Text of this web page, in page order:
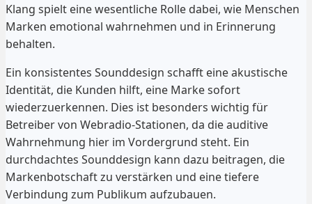
Klang spielt eine wesentliche Rolle dabei, wie Menschen
Marken emotional wahrnehmen und in Erinnerung
behalten.
Ein konsistentes Sounddesign schafft eine akustische
Identität, die Kunden hilft, eine Marke sofort
wiederzuerkennen. Dies ist besonders wichtig für
Betreiber von Webradio-Stationen, da die auditive
Wahrnehmung hier im Vordergrund steht. Ein
durchdachtes Sounddesign kann dazu beitragen, die
Markenbotschaft zu verstärken und eine tiefere
Verbindung zum Publikum aufzubauen.